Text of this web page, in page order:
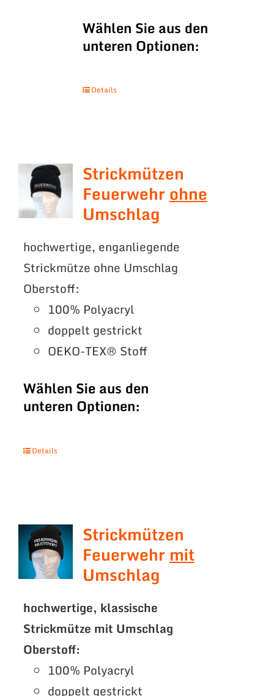
Wählen Sie aus den
unteren Optionen:
Details
Strickmützen
Feuerwehrohne
Umschlag
hochwertige, enganliegende
Strickmütze ohne Umschlag
Oberstoff:
100% Polyacryl
doppelt gestrickt
OEKO-TEX® Stoff
Wählen Sie aus den
unteren Optionen:
Details
Strickmützen
Feuerwehr mit
Umschlag
hochwertige, klassische
Strickmütze mit Umschlag
Oberstoff:
100% Polyacryl
doppelt gestrickt